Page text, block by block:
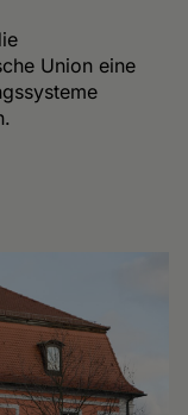
Union eine